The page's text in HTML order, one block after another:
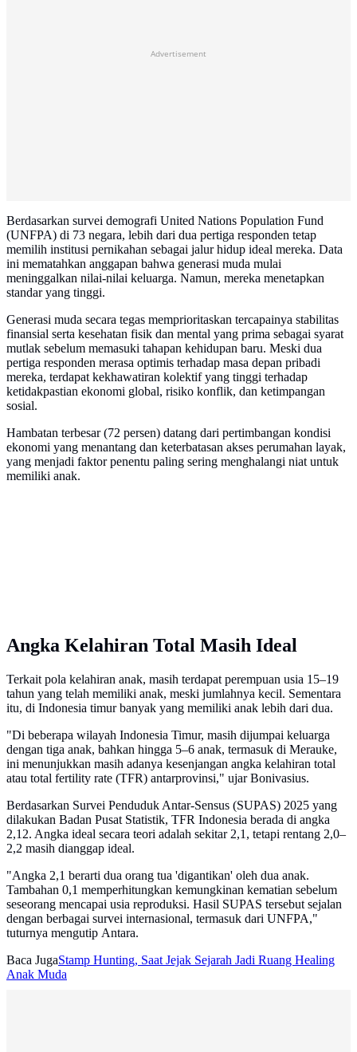
Advertisement
Berdasarkan survei demografi United Nations Population Fund
(UNFPA) di 73 negara, lebih dari dua pertiga responden tetap
memilih institusi pernikahan sebagai jalur hidup ideal mereka. Data
ini mematahkan anggapan bahwa generasi muda mulai
meninggalkan nilai-nilai keluarga. Namun, mereka menetapkan
standar yang tinggi.
Generasi muda secara tegas memprioritaskan tercapainya stabilitas
finansial serta kesehatan fisik dan mental yang prima sebagai syarat
mutlak sebelum memasuki tahapan kehidupan baru. Meski dua
pertiga responden merasa optimis terhadap masa depan pribadi
mereka, terdapat kekhawatiran kolektif yang tinggi terhadap
ketidakpastian ekonomi global, risiko konflik, dan ketimpangan
sosial.
Hambatan terbesar (72 persen) datang dari pertimbangan kondisi
ekonomi yang menantang dan keterbatasan akses perumahan layak,
yang menjadi faktor penentu paling sering menghalangi niat untuk
memiliki anak.
Angka Kelahiran Total Masih Ideal
Terkait pola kelahiran anak, masih terdapat perempuan usia 15–19
tahun yang telah memiliki anak, meski jumlahnya kecil. Sementara
itu, di Indonesia timur banyak yang memiliki anak lebih dari dua.
"Di beberapa wilayah Indonesia Timur, masih dijumpai keluarga
dengan tiga anak, bahkan hingga 5–6 anak, termasuk di Merauke,
ini menunjukkan masih adanya kesenjangan angka kelahiran total
atau total fertility rate (TFR) antarprovinsi," ujar Bonivasius.
Berdasarkan Survei Penduduk Antar-Sensus (SUPAS) 2025 yang
dilakukan Badan Pusat Statistik, TFR Indonesia berada di angka
2,12. Angka ideal secara teori adalah sekitar 2,1, tetapi rentang 2,0–
2,2 masih dianggap ideal.
"Angka 2,1 berarti dua orang tua 'digantikan' oleh dua anak.
Tambahan 0,1 memperhitungkan kemungkinan kematian sebelum
seseorang mencapai usia reproduksi. Hasil SUPAS tersebut sejalan
dengan berbagai survei internasional, termasuk dari UNFPA,"
tuturnya mengutip Antara.
Baca JugaStamp Hunting, Saat Jejak Sejarah Jadi Ruang Healing
Anak Muda